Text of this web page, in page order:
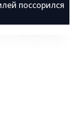
поссорился